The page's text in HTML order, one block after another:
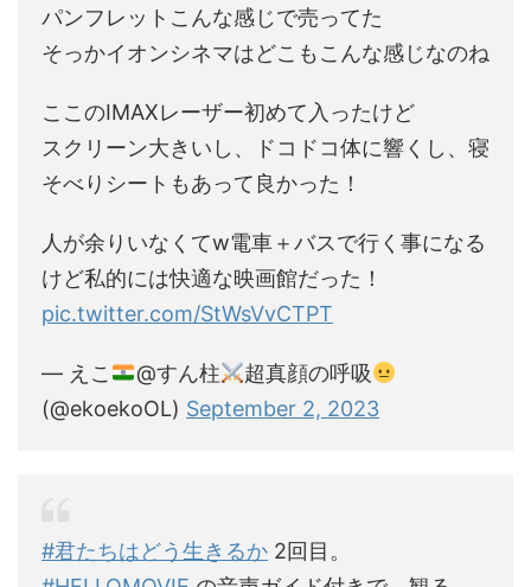
パンフレットこんな感じで売ってた
そっかイオンシネマはどこもこんな感じなのね
ここのIMAXレーザー初めて入ったけど
スクリーン大きいし、ドコドコ体に響くし、寝
そべりシートもあって良かった！
人が余りいなくてw電車＋バスで行く事になる
けど私的には快適な映画館だった！
pic.twitter.com/StWsVvCTPT
— えこ @すん柱
超真顔の呼吸
(@ekoekoOL) September 2, 2023
#君たちはどう生きるか 2回目。